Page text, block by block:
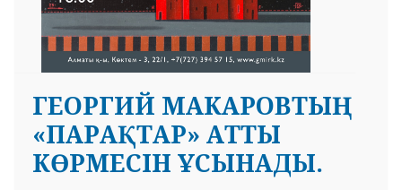
ГЕОРГИЙ МАКАРОВТЫҢ
«ПАРАҚТАР» АТТЫ
КӨРМЕСІН ҰСЫНАДЫ.